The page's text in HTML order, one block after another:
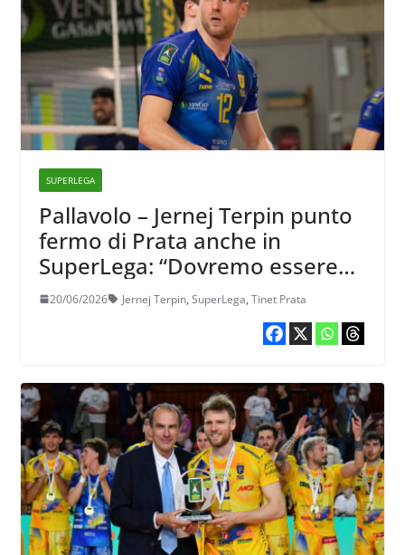
SUPERLEGA
Pallavolo – Jernej Terpin punto
fermo di Prata anche in
SuperLega: “Dovremo essere
bravi a togliere il freno a mano
e non soffrire di timore
20/06/2026 Jernej Terpin, SuperLega, Tinet Prata